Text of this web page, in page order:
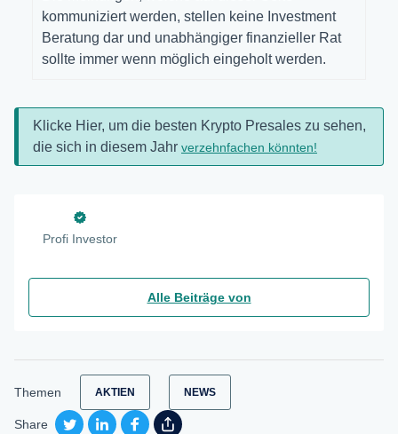
kommuniziert werden, stellen keine Investment
Beratung dar und unabhängiger finanzieller Rat
sollte immer wenn möglich eingeholt werden.
Klicke Hier, um die besten Krypto Presales zu sehen,
die sich in diesem Jahr verzehnfachen könnten!
Profi Investor
Alle Beiträge von
Themen AKTIEN NEWS
Share